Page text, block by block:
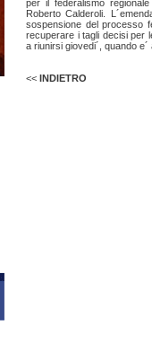
per il federalismo
Roberto Calderoli.
sospensione del processo
recuperare i tagli decisi per
a riunirsi giovedi´, quando
<< INDIETRO